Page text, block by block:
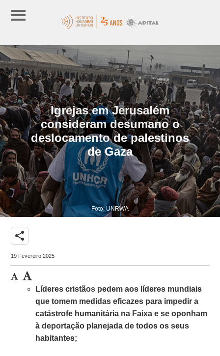
Igrejas em Jerusalém
consideram desumano o
deslocamento de palestinos
de Gaza
Foto: UNRWA
share
19 Fevereiro 2025
Líderes cristãos pedem aos líderes mundiais
que tomem medidas eficazes para impedir a
catástrofe humanitária na Faixa e se oponham
à deportação planejada de todos os seus
habitantes;